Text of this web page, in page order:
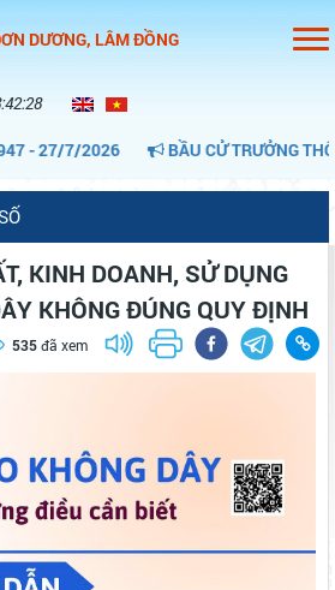
DƯƠNG, LÂM ĐỒNG
- 27/7/2026 BẦU CỬ TRƯỞNG THÔN
KINH DOANH, SỬ DỤNG
KHÔNG ĐÚNG QUY ĐỊNH
535đã xem